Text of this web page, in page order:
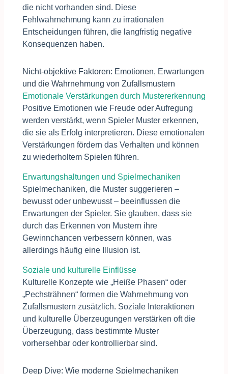
die nicht vorhanden sind. Diese
Fehlwahrnehmung kann zu irrationalen
Entscheidungen führen, die langfristig negative
Konsequenzen haben.
Nicht-objektive Faktoren: Emotionen, Erwartungen
und die Wahrnehmung von Zufallsmustern
Emotionale Verstärkungen durch Mustererkennung
Positive Emotionen wie Freude oder Aufregung
werden verstärkt, wenn Spieler Muster erkennen,
die sie als Erfolg interpretieren. Diese emotionalen
Verstärkungen fördern das Verhalten und können
zu wiederholtem Spielen führen.
Erwartungshaltungen und Spielmechaniken
Spielmechaniken, die Muster suggerieren –
bewusst oder unbewusst – beeinflussen die
Erwartungen der Spieler. Sie glauben, dass sie
durch das Erkennen von Mustern ihre
Gewinnchancen verbessern können, was
allerdings häufig eine Illusion ist.
Soziale und kulturelle Einflüsse
Kulturelle Konzepte wie „Heiße Phasen“ oder
„Pechsträhnen“ formen die Wahrnehmung von
Zufallsmustern zusätzlich. Soziale Interaktionen
und kulturelle Überzeugungen verstärken oft die
Überzeugung, dass bestimmte Muster
vorhersehbar oder kontrollierbar sind.
Deep Dive: Wie moderne Spielmechaniken